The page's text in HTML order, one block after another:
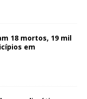
18 mortos, 19 mil
em